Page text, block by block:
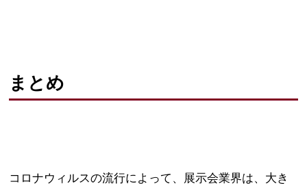
まとめ
コロナウィルスの流行によって、展示会業界は、大き